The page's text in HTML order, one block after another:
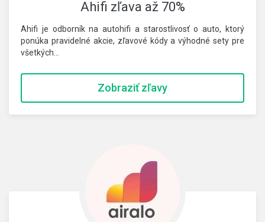
Ahifi zľava až 70%
Ahifi je odborník na autohifi a starostlivosť o auto, ktorý
ponúka pravidelné akcie, zľavové kódy a výhodné sety pre
všetkých…
Zobraziť zľavy